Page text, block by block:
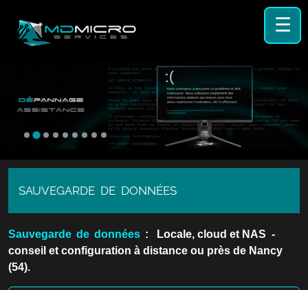
☰
SAUVEGARDE DE DONNÉES
Sauvegarde de données : Locale, cloud et NAS -
conseil et configuration à distance ou près de Nancy
(54).